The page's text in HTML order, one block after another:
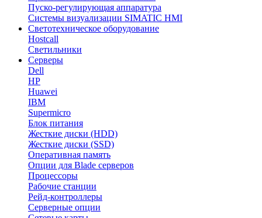
Пуско-регулирующая аппаратура
Системы визуализации SIMATIC HMI
Светотехническое оборудование
Hostcall
Светильники
Серверы
Dell
HP
Huawei
IBM
Supermicro
Блок питания
Жесткие диски (HDD)
Жесткие диски (SSD)
Оперативная память
Опции для Blade серверов
Процессоры
Рабочие станции
Рейд-контроллеры
Серверные опции